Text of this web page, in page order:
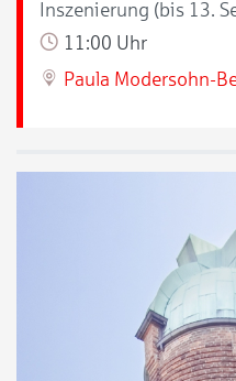
Inszenierung (bis 13.
11:00 Uhr
Paula Modersohn-